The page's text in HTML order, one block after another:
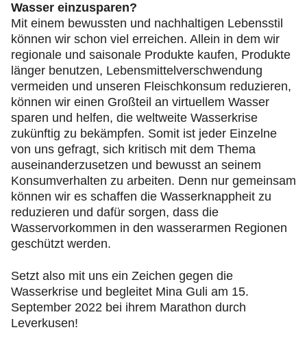
Wasser einzusparen?
Mit einem bewussten und nachhaltigen Lebensstil
können wir schon viel erreichen. Allein in dem wir
regionale und saisonale Produkte kaufen, Produkte
länger benutzen, Lebensmittelverschwendung
vermeiden und unseren Fleischkonsum reduzieren,
können wir einen Großteil an virtuellem Wasser
sparen und helfen, die weltweite Wasserkrise
zukünftig zu bekämpfen. Somit ist jeder Einzelne
von uns gefragt, sich kritisch mit dem Thema
auseinanderzusetzen und bewusst an seinem
Konsumverhalten zu arbeiten. Denn nur gemeinsam
können wir es schaffen die Wasserknappheit zu
reduzieren und dafür sorgen, dass die
Wasservorkommen in den wasserarmen Regionen
geschützt werden.
Setzt also mit uns ein Zeichen gegen die
Wasserkrise und begleitet Mina Guli am 15.
September 2022 bei ihrem Marathon durch
Leverkusen!